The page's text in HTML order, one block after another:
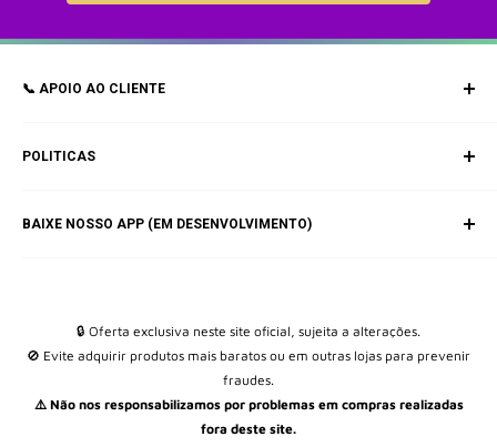
📞 APOIO AO CLIENTE
POLITICAS
Política de pagamento
Estado de Encomendas
Quem somos (BYUKI)
BAIXE NOSSO APP (EM DESENVOLVIMENTO)
🔒 Oferta exclusiva neste site oficial, sujeita a alterações.
🚫 Evite adquirir produtos mais baratos ou em outras lojas para prevenir
fraudes.
⚠️ Não nos responsabilizamos por problemas em compras realizadas
fora deste site.